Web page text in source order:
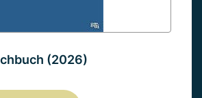
(2026)